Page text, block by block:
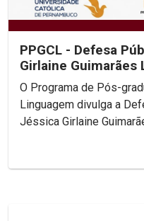
PPGCL - Defesa
Girlaine Guimarães
O Programa de Pós-
Linguagem divulga a
Jéssica Girlaine